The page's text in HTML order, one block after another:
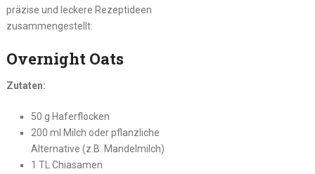
präzise und leckere Rezeptideen
zusammengestellt:
Overnight Oats
Zutaten:
50 g Haferflocken
200 ml Milch oder pflanzliche
Alternative (z.B. Mandelmilch)
1 TL Chiasamen